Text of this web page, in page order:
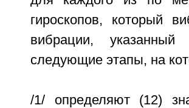
гироскопов, который
вибрации,
следующие этапы, на
/1/ определяют (12)